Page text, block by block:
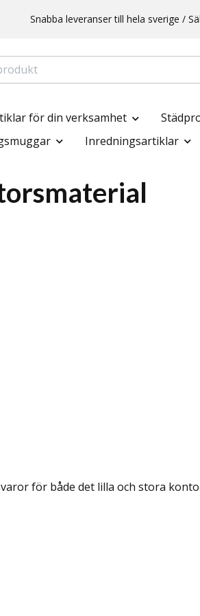
Snabba leveranser till hela sverige /
för din verksamhet
Inredningsartiklar
för både det lilla och stora